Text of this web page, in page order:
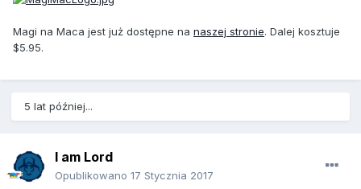
Magi na Maca jest już dostępne na naszej stronie. Dalej kosztuje
$5.95.
5 lat później...
I am Lord
Opublikowano 17 Stycznia 2017